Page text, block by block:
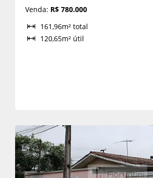
Venda: R$ 780.000
161,96m² total
120,65m² útil